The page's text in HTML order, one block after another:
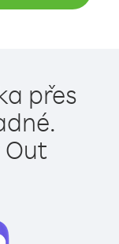
přes
Out